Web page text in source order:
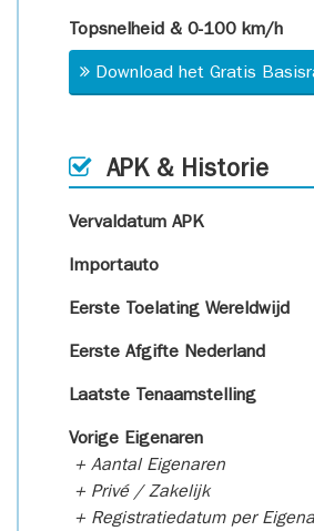
Topsnelheid & 0-100 km/h
Download het Gratis
APK & Historie
Vervaldatum APK
Importauto
Eerste Toelating Wereldwijd
Eerste Afgifte Nederland
Laatste Tenaamstelling
Vorige Eigenaren
+ Aantal Eigenaren
+ Privé / Zakelijk
+ Registratiedatum per